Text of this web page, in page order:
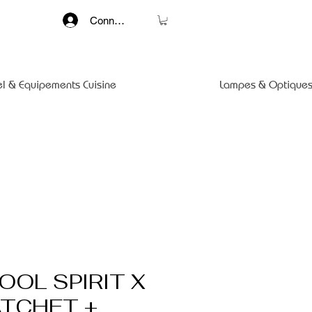
Connexion
& Equipements Cuisine Lampes &
SPIRIT X